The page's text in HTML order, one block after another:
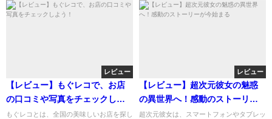
レビュー
【レビュー】もぐレコで、お店
の口コミや写真をチェックしよ
う！
もぐレコとは、全国の美味しいお店を探し
レビュー
【レビュー】超次元彼女の魅惑
の異世界へ！感動のストーリー
が今始まる
超次元彼女は、スマートフォンやタブレッ